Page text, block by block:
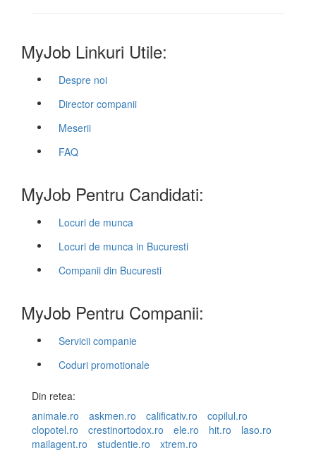
MyJob Linkuri Utile:
Despre noi
Director companii
Meserii
FAQ
MyJob Pentru Candidati:
Locuri de munca
Locuri de munca in Bucuresti
Companii din Bucuresti
MyJob Pentru Companii:
Servicii companie
Coduri promotionale
Din retea:
animale.ro
askmen.ro calificativ.ro
copilul.ro
clopotel.ro
crestinortodox.ro ele.ro hit.ro
laso.ro
mailagent.ro
studentie.ro xtrem.ro